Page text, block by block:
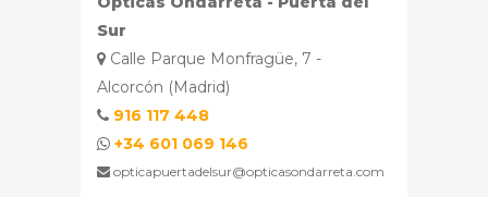
Sur
Calle Parque Monfragüe, 7 -
Alcorcón (Madrid)
916 117 448
+34 601 069 146
opticapuertadelsur@opticasondarreta.com